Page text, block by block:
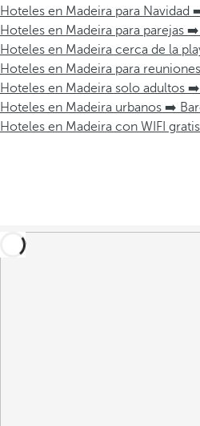
Hoteles en Madeira para Navidad
Hoteles en Madeira para parejas
Hoteles en Madeira cerca de la
Hoteles en Madeira para
Hoteles en Madeira solo adultos
Hoteles en Madeira urbanos ➡️
Hoteles en Madeira con WIFI